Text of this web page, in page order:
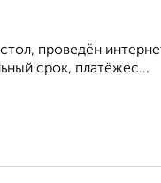
проведён
срок, платёжес...